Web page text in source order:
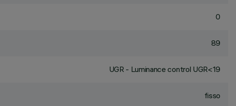
0
89
UGR - Luminance control UGR<19
fisso